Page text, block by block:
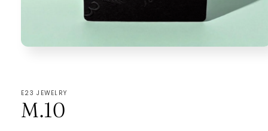
una
ventana
modal
E23 JEWELRY
M.10